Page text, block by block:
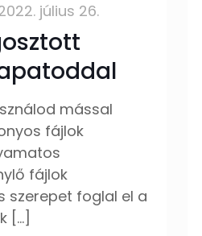
július 26.
mással
fájlok
fájlok
szerepet foglal el a
[…]